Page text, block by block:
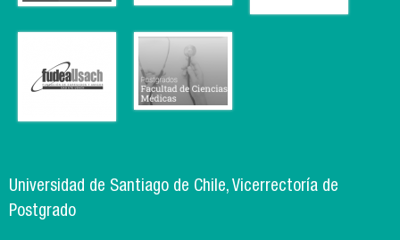
Universidad de Santiago de Chile, Vicerrectoría de
Postgrado